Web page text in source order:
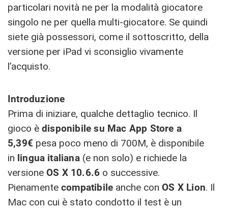
particolari novità ne per la modalità giocatore
singolo ne per quella multi-giocatore. Se quindi
siete già possessori, come il sottoscritto, della
versione per iPad vi sconsiglio vivamente
l’acquisto.
Introduzione
Prima di iniziare, qualche dettaglio tecnico. Il
gioco è disponibile su Mac App Store a
5,39€ pesa poco meno di 700M, è disponibile
in lingua italiana(e non solo) e richiede la
versione OS X 10.6.6 o successive.
Pienamente compatibile anche conOS X Lion. Il
Mac con cui è stato condotto il test è un